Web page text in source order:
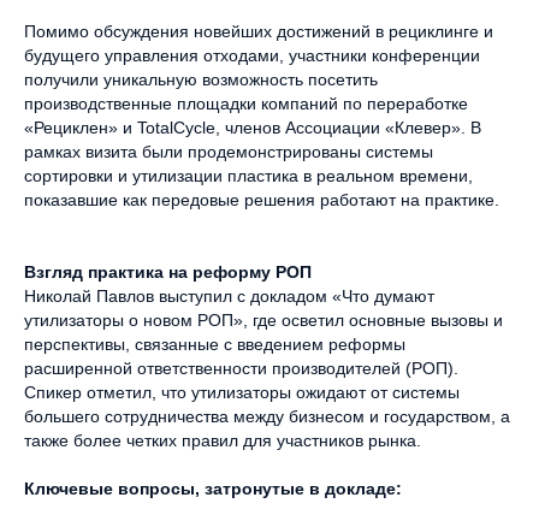
Помимо обсуждения новейших достижений в рециклинге и
будущего управления отходами, участники конференции
получили уникальную возможность посетить
производственные площадки компаний по переработке
«Рециклен» и TotalCycle, членов Ассоциации «Клевер». В
рамках визита были продемонстрированы системы
сортировки и утилизации пластика в реальном времени,
показавшие как передовые решения работают на практике.
Взгляд практика на реформу РОП
Николай Павлов выступил с докладом «Что думают
утилизаторы о новом РОП», где осветил основные вызовы и
перспективы, связанные с введением реформы
расширенной ответственности производителей (РОП).
Спикер отметил, что утилизаторы ожидают от системы
большего сотрудничества между бизнесом и государством, а
также более четких правил для участников рынка.
Ключевые вопросы, затронутые в докладе: